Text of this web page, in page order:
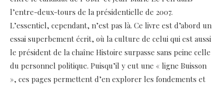
l’entre-deux-tours de la présidentielle de 2007.
L’essentiel, cependant, n’est pas là. Ce livre est d’abord un
essai superbement écrit, où la culture de celui qui est aussi
le président de la chaîne Histoire surpasse sans peine celle
du personnel politique. Puisqu’il y eut une « ligne Buisson
», ces pages permettent d’en explorer les fondements et